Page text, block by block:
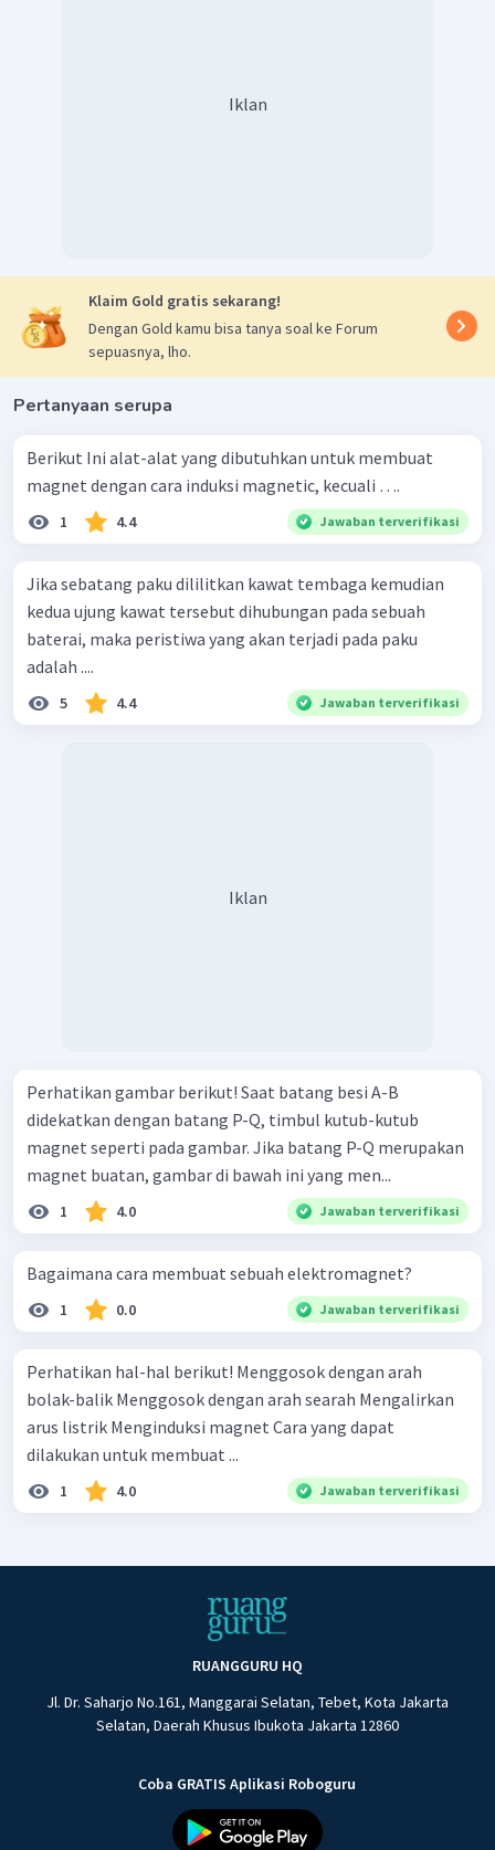
Iklan
Klaim Gold gratis sekarang!
Dengan Gold kamu bisa tanya soal ke Forum
sepuasnya, lho.
Pertanyaan serupa
Berikut Ini alat-alat yang dibutuhkan untuk membuat
magnet dengan cara induksi magnetic, kecuali ….
1 4.4 Jawaban terverifikasi
Jika sebatang paku dililitkan kawat tembaga kemudian
kedua ujung kawat tersebut dihubungan pada sebuah
baterai, maka peristiwa yang akan terjadi pada paku
adalah ....
5 4.4 Jawaban terverifikasi
Iklan
Perhatikan gambar berikut! Saat batang besi A-B
didekatkan dengan batang P-Q, timbul kutub-kutub
magnet seperti pada gambar. Jika batang P-Q merupakan
magnet buatan, gambar di bawah ini yang men...
1 4.0 Jawaban terverifikasi
Bagaimana cara membuat sebuah elektromagnet?
1 0.0 Jawaban terverifikasi
Perhatikan hal-hal berikut! Menggosok dengan arah
bolak-balik Menggosok dengan arah searah Mengalirkan
arus listrik Menginduksi magnet Cara yang dapat
dilakukan untuk membuat ...
1 4.0 Jawaban terverifikasi
RUANGGURU HQ
Jl. Dr. Saharjo No.161, Manggarai Selatan, Tebet, Kota Jakarta
Selatan, Daerah Khusus Ibukota Jakarta 12860
Coba GRATIS Aplikasi Roboguru